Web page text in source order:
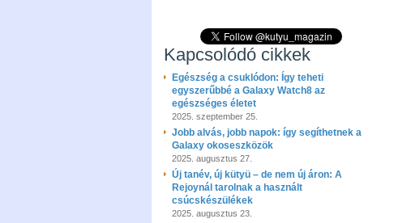
Kapcsolódó cikkek
Egészség a csuklódon: Így teheti
egyszerűbbé a Galaxy Watch8 az
egészséges életet
2025. szeptember 25.
Jobb alvás, jobb napok: így segíthetnek a
Galaxy okoseszközök
2025. augusztus 27.
Új tanév, új kütyü – de nem új áron: A
Rejoynál tarolnak a használt
csúcskészülékek
2025. augusztus 23.